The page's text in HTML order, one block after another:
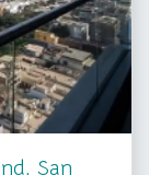
San